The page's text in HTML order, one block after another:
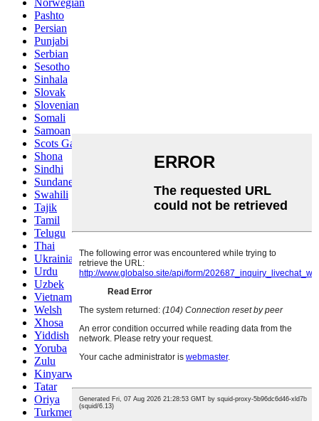
Norwegian
Pashto
Persian
Punjabi
Serbian
Sesotho
Sinhala
Slovak
Slovenian
Somali
Samoan
Scots Gaelic
Shona
Sindhi
Sundanese
Swahili
Tajik
Tamil
Telugu
Thai
Ukrainian
Urdu
Uzbek
Vietnamese
Welsh
Xhosa
Yiddish
Yoruba
Zulu
Kinyarwanda
Tatar
Oriya
Turkmen